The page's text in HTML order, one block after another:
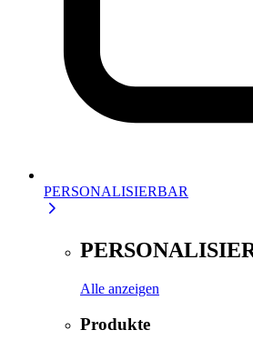
PERSONALISIERBAR
Alle anzeigen
Produkte